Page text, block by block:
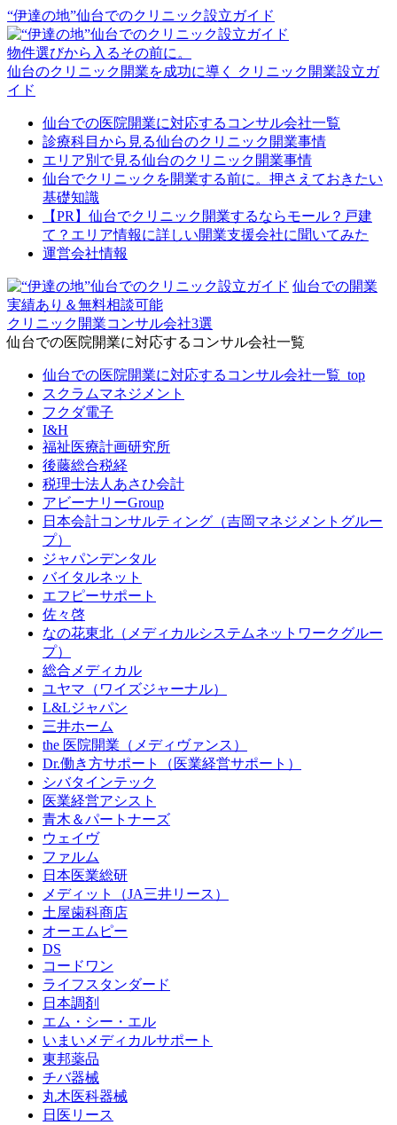
“伊達の地”仙台でのクリニック設立ガイド
物件選びから⼊るその前に。
仙台のクリニック開業を成功に導く
クリニック開業設立ガ
イド
仙台での医院開業に対応するコンサル会社一覧
診療科目から見る仙台のクリニック開業事情
エリア別で見る仙台のクリニック開業事情
仙台でクリニックを開業する前に。押さえておきたい
基礎知識
【PR】仙台でクリニック開業するならモール？戸建
て？エリア情報に詳しい開業支援会社に聞いてみた
運営会社情報
仙台での開業
実績あり＆無料相談可能
クリニック開業コンサル会社3選
仙台での医院開業に対応するコンサル会社一覧
仙台での医院開業に対応するコンサル会社一覧_top
スクラムマネジメント
フクダ電子
I&H
福祉医療計画研究所
後藤総合税経
税理士法人あさひ会計
アビーナリーGroup
日本会計コンサルティング（吉岡マネジメントグルー
プ）
ジャパンデンタル
バイタルネット
エフピーサポート
佐々啓
なの花東北（メディカルシステムネットワークグルー
プ）
総合メディカル
ユヤマ（ワイズジャーナル）
L&Lジャパン
三井ホーム
the 医院開業（メディヴァンス）
Dr.働き方サポート（医業経営サポート）
シバタインテック
医業経営アシスト
青木＆パートナーズ
ウェイヴ
ファルム
日本医業総研
メディット（JA三井リース）
土屋歯科商店
オーエムピー
DS
コードワン
ライフスタンダード
日本調剤
エム・シー・エル
いまいメディカルサポート
東邦薬品
チバ器械
丸木医科器械
日医リース